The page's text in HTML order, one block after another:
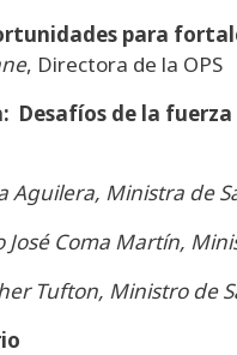
para
, Directora de la OPS
Desafíos de la
Ministra de
José Coma Martín,
Tufton, Ministro de